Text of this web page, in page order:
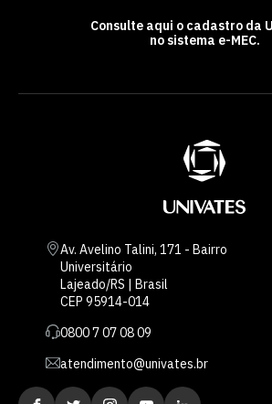
Consulte aqui o cadastro da
no sistema e-MEC.
Av. Avelino Talini, 171 - Bairro
Universitário
Lajeado/RS | Brasil
CEP 95914-014
0800 7 07 08 09
atendimento@univates.br